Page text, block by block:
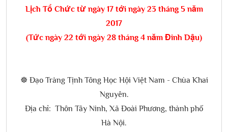
Lịch Tổ Chức từ ngày 17 tới ngày 23 tháng 5 năm
2017
(Tức ngày 22 tới ngày 28 tháng 4 năm Đinh Dậu)
☸️ Đạo Tràng Tịnh Tông Học Hội Việt Nam - Chùa Khai
Nguyên.
Địa chỉ: Thôn Tây Ninh, Xã Đoài Phương, thành phố
Hà Nội.